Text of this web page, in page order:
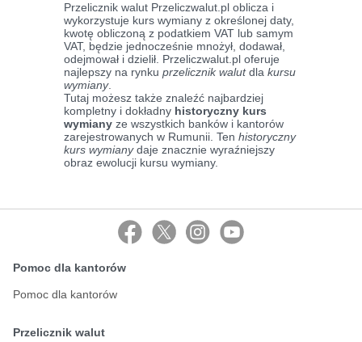
Przelicznik walut Przeliczwalut.pl oblicza i
wykorzystuje kurs wymiany z określonej daty,
kwotę obliczoną z podatkiem VAT lub samym
VAT, będzie jednocześnie mnożył, dodawał,
odejmował i dzielił. Przeliczwalut.pl oferuje
najlepszy na rynku przelicznik walutdla kursu
wymiany.
Tutaj możesz także znaleźć najbardziej
kompletny i dokładny historyczny kurs
wymiany ze wszystkich banków i kantorów
zarejestrowanych w Rumunii. Ten historyczny
kurs wymianydaje znacznie wyraźniejszy
obraz ewolucji kursu wymiany.
Pomoc dla kantorów
Pomoc dla kantorów
Przelicznik walut